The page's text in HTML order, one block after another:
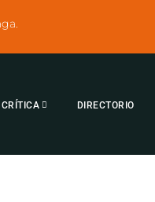
CRÍTICA DIRECTORIO